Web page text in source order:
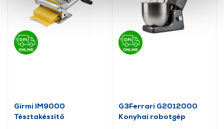
cookie-k személyazonosítására nem alkalmasak,
szolgáltatásaink biztosításához szükségesek. Az oldal
használatával Ön elfogadja a cookie-k használatát.
További információk:
ésAdatvédelem
Girmi IM9000
Tésztakészítő
G3Ferrari G2012000
Konyhai robotgép